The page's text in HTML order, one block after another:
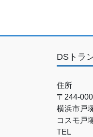
DSトラ
住所
〒244-
横浜市戸
コスモ戸
TEL